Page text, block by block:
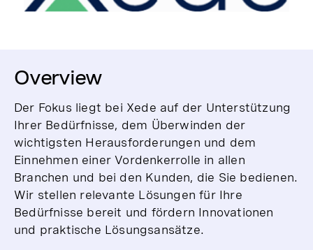
Overview
Der Fokus liegt bei Xede auf der Unterstützung
Ihrer Bedürfnisse, dem Überwinden der
wichtigsten Herausforderungen und dem
Einnehmen einer Vordenkerrolle in allen
Branchen und bei den Kunden, die Sie bedienen.
Wir stellen relevante Lösungen für Ihre
Bedürfnisse bereit und fördern Innovationen
und praktische Lösungsansätze.